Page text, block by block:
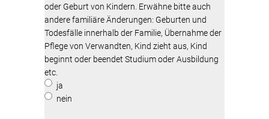
oder Geburt von Kindern. Erwähne bitte auch
andere familiäre Änderungen: Geburten und
Todesfälle innerhalb der Familie, Übernahme der
Pflege von Verwandten, Kind zieht aus, Kind
beginnt oder beendet Studium oder Ausbildung
etc.
ja
nein